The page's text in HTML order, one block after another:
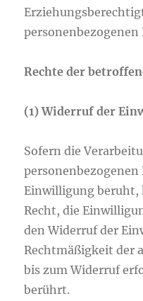
Rechte der
(1) Widerruf der
Sofern die
Einwilligung beruht,
Recht, die
den Widerruf der
Rechtmäßigkeit der
bis zum Widerruf
berührt.